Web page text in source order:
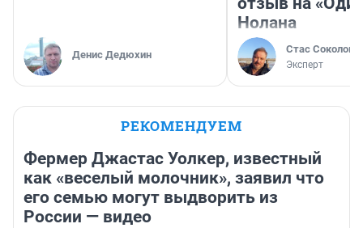
Денис Дедюхин
Нолана
Стас Соколов
Эксперт
РЕКОМЕНДУЕМ
Фермер Джастас Уолкер, известный
как «веселый молочник», заявил что
его семью могут выдворить из
России — видео